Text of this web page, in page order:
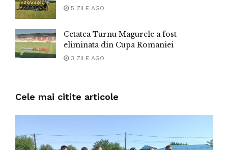
5 ZILE AGO
Cetatea Turnu Magurele a fost
eliminata din Cupa Romaniei
3 ZILE AGO
Cele mai citite articole